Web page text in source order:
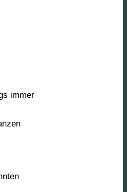
immer